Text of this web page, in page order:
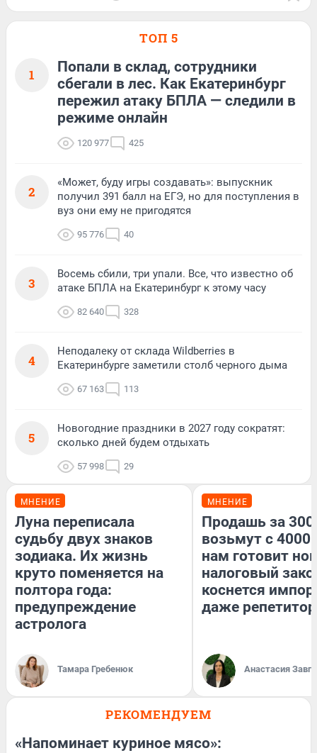
ТОП 5
1
Попали в склад, сотрудники
сбегали в лес. Как Екатеринбург
пережил атаку БПЛА — следили в
режиме онлайн
120 977 425
2
«Может, буду игры создавать»: выпускник
получил 391 балл на ЕГЭ, но для поступления в
вуз они ему не пригодятся
95 776 40
3
Восемь сбили, три упали. Все, что известно об
атаке БПЛА на Екатеринбург к этому часу
82 640 328
4
Неподалеку от склада Wildberries в
Екатеринбурге заметили столб черного дыма
67 163 113
5
Новогодние праздники в 2027 году сократят:
сколько дней будем отдыхать
57 998 29
МНЕНИЕ
Луна переписала
судьбу двух знаков
зодиака. Их жизнь
круто поменяется на
полтора года:
предупреждение
астролога
Тамара Гребенюк
МНЕНИЕ
Продашь за
возьмут с
нам готовит
налоговый
коснется
даже
Анастасия
РЕКОМЕНДУЕМ
«Напоминает куриное мясо»: